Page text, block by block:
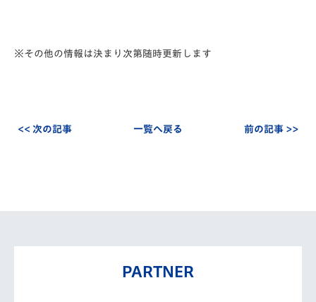
※その他の情報は決まり次第随時更新します
<< 次の記事 一覧へ戻る 前の記事 >>
PARTNER